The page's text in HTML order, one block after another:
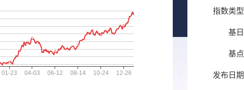
指数类型
基日
基点
发布日期